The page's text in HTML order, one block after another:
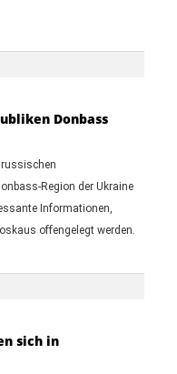
Donbass
russischen
Region der Ukraine
Informationen,
offengelegt werden.
sich in